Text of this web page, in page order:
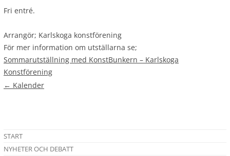
Fri entré.
Arrangör; Karlskoga konstförening
För mer information om utställarna se;
Sommarutställning med KonstBunkern – Karlskoga
Konstförening
← Kalender
START
NYHETER OCH DEBATT